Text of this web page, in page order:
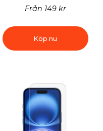
Från 149 kr
Köp nu